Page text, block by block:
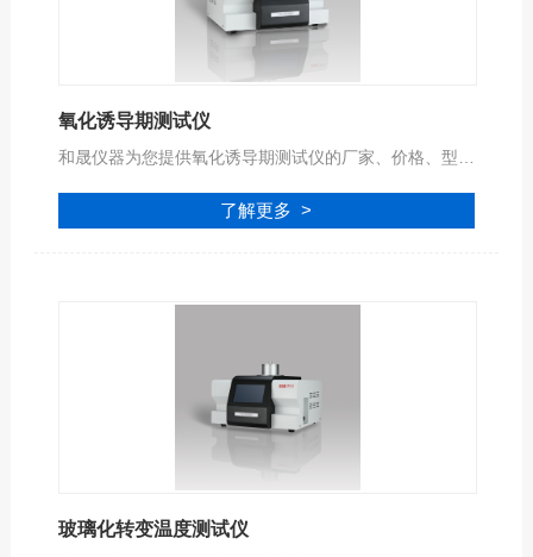
氧化诱导期测试仪
了解更多 >
玻璃化转变温度测试仪